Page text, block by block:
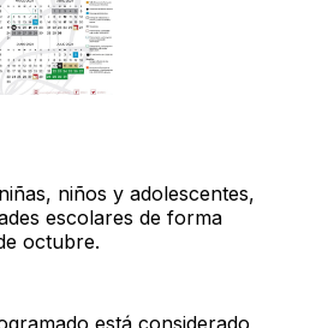
niños y adolescentes,
escolares de forma
octubre.
está considerado